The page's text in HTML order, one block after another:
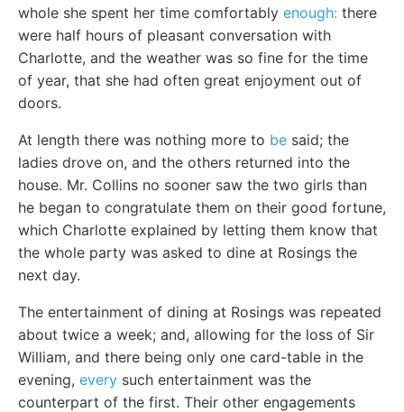
whole she spent her time comfortably enough: there
were half hours of pleasant conversation with
Charlotte, and the weather was so fine for the time
of year, that she had often great enjoyment out of
doors.
At length there was nothing more to be said; the
ladies drove on, and the others returned into the
house. Mr. Collins no sooner saw the two girls than
he began to congratulate them on their good fortune,
which Charlotte explained by letting them know that
the whole party was asked to dine at Rosings the
next day.
The entertainment of dining at Rosings was repeated
about twice a week; and, allowing for the loss of Sir
William, and there being only one card-table in the
evening, every such entertainment was the
counterpart of the first. Their other engagements